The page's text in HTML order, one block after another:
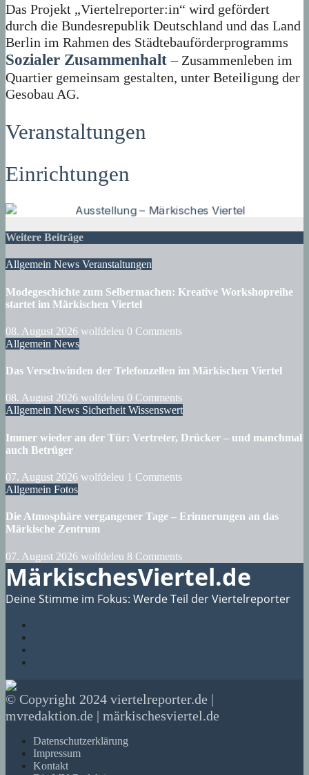
Das Projekt „Viertelreporter:in“ wird gefördert
durch die Bundesrepublik Deutschland und das Land
Berlin im Rahmen des Städtebauförderprogramms
Sozialer Zusammenhalt – Zusammenleben im
Quartier gemeinsam gestalten, unter Beteiligung der
Gesobau AG.
Veranstaltungen
Einrichtungen
Weitere Beiträge
Allgemein News Veranstaltungen
Modegeschichte zum Selbermachen: Kreative Workshopreihe
startet im Märkischen Viertel
08. August 2026 wolfdeleu 0 Comments
Allgemein News
Das Verschwinden der Telefonzellen im Märkischen Viertel
08. August 2026 wolfdeleu 0 Comments
Allgemein News SicherheitWissenswert
Immer wieder an der Tür: Vertreter, Drücker – und manchmal
auch Betrüger
07. August 2026 wolfdeleu 1 Comments
Allgemein Fotos
Die Atmosphäre vergangener Tage – Erinnerungen an das
Märkische Zentrum
07. August 2026 wolfdeleu 8 Comments
MärkischesViertel.de
Deine Stimme im Fokus: Werde Teil der Viertelreporter
© Copyright 2024 viertelreporter.de |
mvredaktion.de | märkischesviertel.de
Datenschutzerklärung
Impressum
Kontakt